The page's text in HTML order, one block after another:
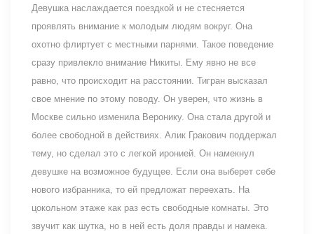
Девушка наслаждается поездкой и не стесняется
проявлять внимание к молодым людям вокруг. Она
охотно флиртует с местными парнями. Такое поведение
сразу привлекло внимание Никиты. Ему явно не все
равно, что происходит на расстоянии. Тигран высказал
свое мнение по этому поводу. Он уверен, что жизнь в
Москве сильно изменила Веронику. Она стала другой и
более свободной в действиях. Алик Гракович поддержал
тему, но сделал это с легкой иронией. Он намекнул
девушке на возможное будущее. Если она выберет себе
нового избранника, то ей предложат переехать. На
цокольном этаже как раз есть свободные комнаты. Это
звучит как шутка, но в ней есть доля правды и намека.